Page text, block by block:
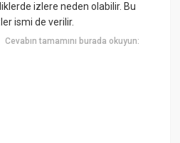
izlere neden olabilir. Bu
ismi de verilir.
Cevabın tamamını burada okuyun: